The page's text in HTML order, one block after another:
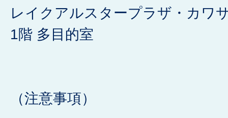
レイクアルスタープラザ・カワ
1階 多目的室
（注意事項）